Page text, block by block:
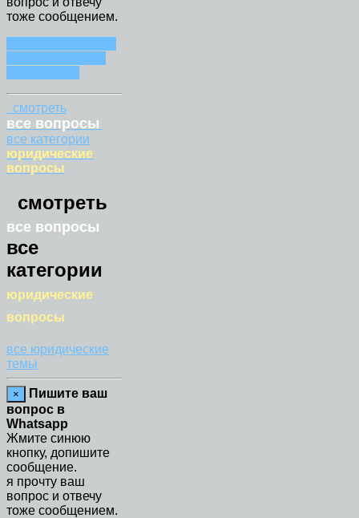
тоже сообщением.
смотреть
все вопросы
все категории
юридические
вопросы
смотреть
все вопросы
все
категории
юридические
вопросы
все юридические
темы
×
Пишите ваш
вопрос в
Whatsapp
Жмите синюю
кнопку, допишите
сообщение.
я прочту ваш
вопрос и отвечу
тоже сообщением.